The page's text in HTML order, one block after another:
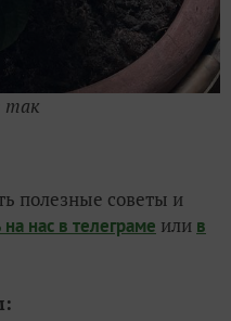
так
полезные советы и
нас в телеграме или в